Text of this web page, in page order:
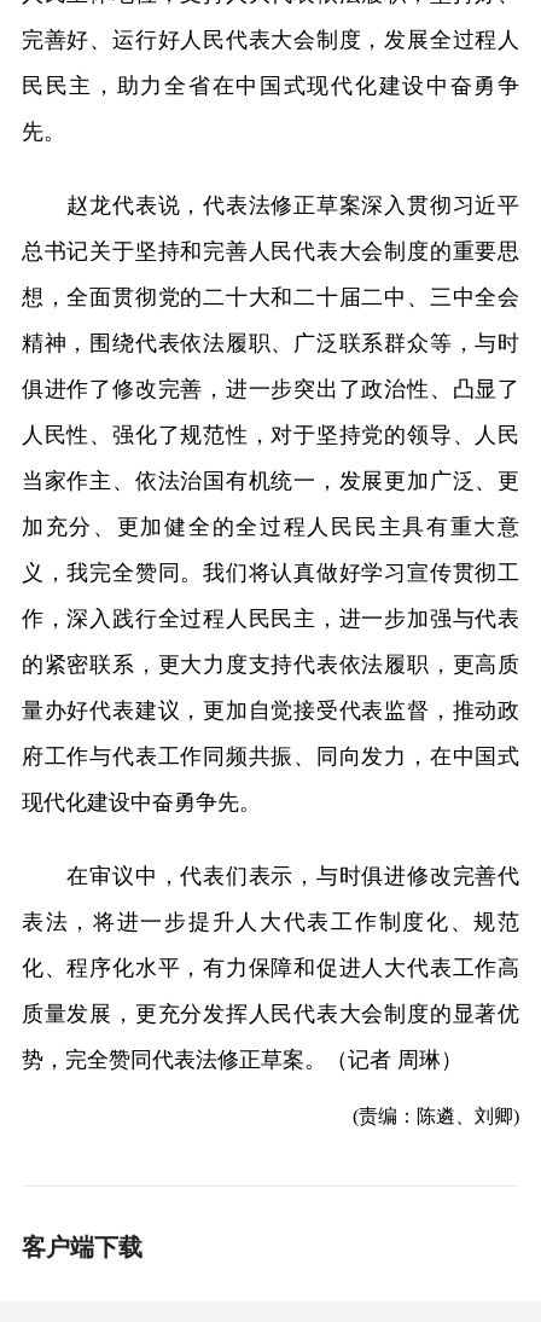
完善好、运行好人民代表大会制度，发展全过程人
民民主，助力全省在中国式现代化建设中奋勇争
先。
赵龙代表说，代表法修正草案深入贯彻习近平
总书记关于坚持和完善人民代表大会制度的重要思
想，全面贯彻党的二十大和二十届二中、三中全会
精神，围绕代表依法履职、广泛联系群众等，与时
俱进作了修改完善，进一步突出了政治性、凸显了
人民性、强化了规范性，对于坚持党的领导、人民
当家作主、依法治国有机统一，发展更加广泛、更
加充分、更加健全的全过程人民民主具有重大意
义，我完全赞同。我们将认真做好学习宣传贯彻工
作，深入践行全过程人民民主，进一步加强与代表
的紧密联系，更大力度支持代表依法履职，更高质
量办好代表建议，更加自觉接受代表监督，推动政
府工作与代表工作同频共振、同向发力，在中国式
现代化建设中奋勇争先。
在审议中，代表们表示，与时俱进修改完善代
表法，将进一步提升人大代表工作制度化、规范
化、程序化水平，有力保障和促进人大代表工作高
质量发展，更充分发挥人民代表大会制度的显著优
势，完全赞同代表法修正草案。（记者 周琳）
(责编：陈遴、刘卿)
客户端下载